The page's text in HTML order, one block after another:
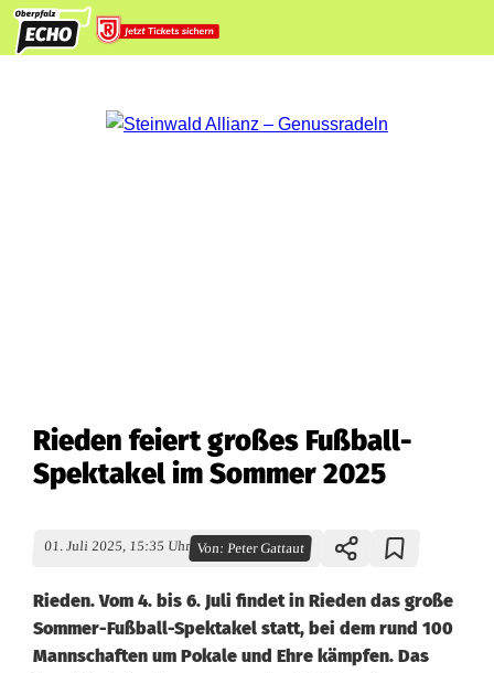
Rieden feiert großes Fußball-
Spektakel im Sommer 2025
01. Juli 2025, 15:35 Uhr Von:Peter Gattaut
Rieden. Vom 4. bis 6. Juli findet in Rieden das große
Sommer-Fußball-Spektakel statt, bei dem rund 100
Mannschaften um Pokale und Ehre kämpfen. Das